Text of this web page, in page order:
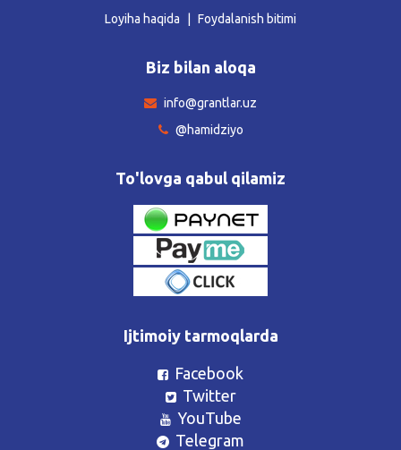
Loyiha haqida
Foydalanish bitimi
Biz bilan aloqa
info@grantlar.uz
@hamidziyo
To'lovga qabul qilamiz
Ijtimoiy tarmoqlarda
Facebook
Twitter
YouTube
Telegram